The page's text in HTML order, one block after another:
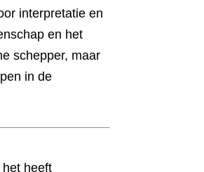
interpretatie en
en het
schepper, maar
in de
heeft